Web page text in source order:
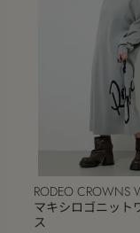
RODEO CROWNS
BOWL
マキシロゴニット
ス